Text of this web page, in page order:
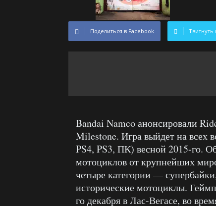
Поделиться в Facebook
Bandai Namco анонсировали
Milestone. Игра выйдет на всех
PS4, PS3, ПК) весной 2015-го.
мотоциклов от крупнейших
четыре категории —
исторические мотоциклы.
го декабря в Лас-Вегасе, во